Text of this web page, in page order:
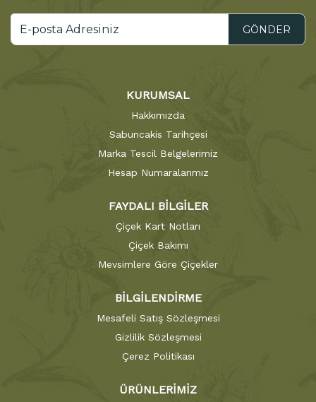
GÖNDER
KURUMSAL
Hakkımızda
Sabuncakis Tarihçesi
Marka Tescil Belgelerimiz
Hesap Numaralarımız
FAYDALI BİLGİLER
Çiçek Kart Notları
Çiçek Bakımı
Mevsimlere Göre Çiçekler
BİLGİLENDİRME
Mesafeli Satış Sözleşmesi
Gizlilik Sözleşmesi
Çerez Politikası
ÜRÜNLERİMİZ